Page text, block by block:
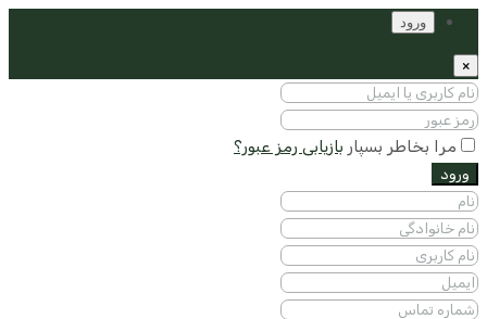
ورود
×
مرا بخاطر بسپار بازیابی رمز عبور؟
ورود